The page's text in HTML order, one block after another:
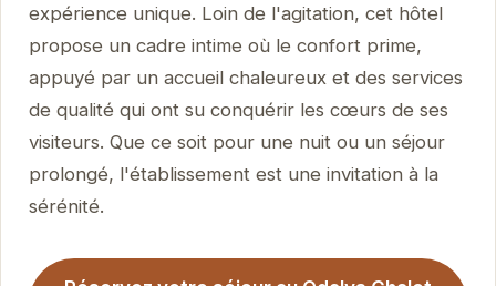
expérience unique. Loin de l'agitation, cet hôtel
propose un cadre intime où le confort prime,
appuyé par un accueil chaleureux et des services
de qualité qui ont su conquérir les cœurs de ses
visiteurs. Que ce soit pour une nuit ou un séjour
prolongé, l'établissement est une invitation à la
sérénité.